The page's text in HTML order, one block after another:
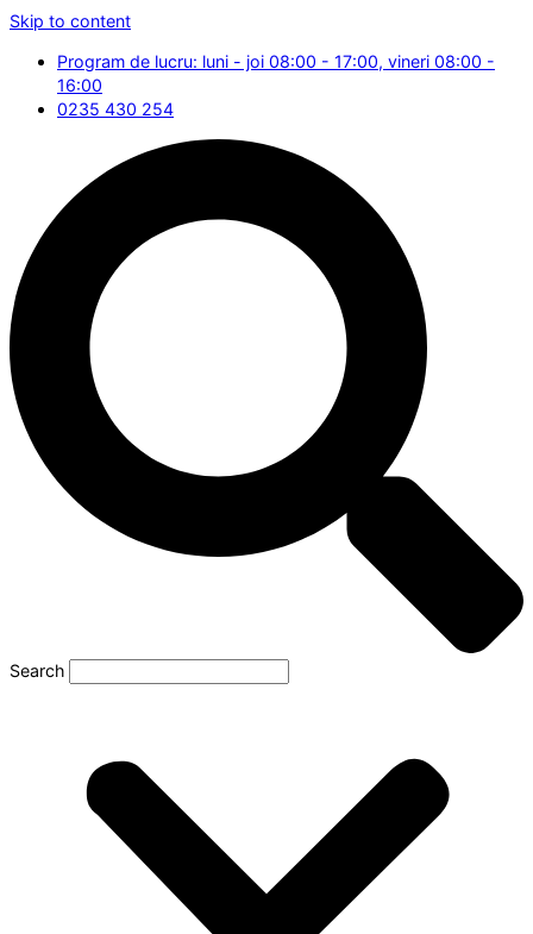
Skip to content
Program de lucru: luni - joi 08:00 - 17:00, vineri 08:00 -
16:00
0235 430 254
Search